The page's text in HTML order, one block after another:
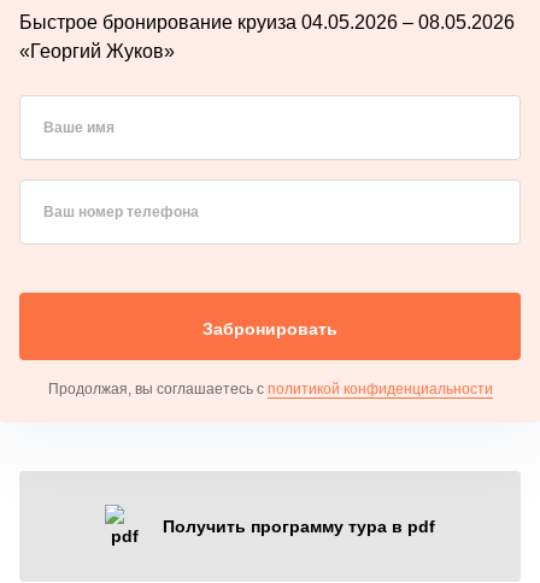
Быстрое бронирование круиза 04.05.2026 – 08.05.2026
«Георгий Жуков»
Ваше имя
Ваш номер телефона
Забронировать
Продолжая, вы соглашаетесь с политикой конфиденциальности
Получить программу тура в pdf